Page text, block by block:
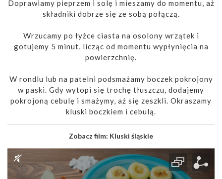
Doprawiamy pieprzem i solę i mieszamy do momentu, aż
składniki dobrze się ze sobą połączą.
Wrzucamy po łyżce ciasta na osolony wrzątek i
gotujemy 5 minut, licząc od momentu wypłynięcia na
powierzchnię.
W rondlu lub na patelni podsmażamy boczek pokrojony
w paski. Gdy wytopi się trochę tłuszczu, dodajemy
pokrojoną cebulę i smażymy, aż się zeszkli. Okraszamy
kluski boczkiem i cebulą.
Zobacz film: Kluski śląskie